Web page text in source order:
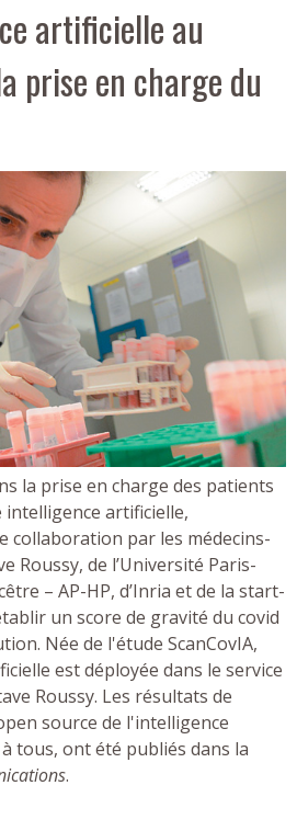
artificielle au
prise en charge du
la prise en charge des patients
artificielle,
collaboration par les médecins-
Roussy, de l’Université Paris-
– AP-HP, d’Inria et de la start-
un score de gravité du covid
Née de l'étude ScanCovIA,
est déployée dans le service
Roussy. Les résultats de
source de l'intelligence
tous, ont été publiés dans la
.